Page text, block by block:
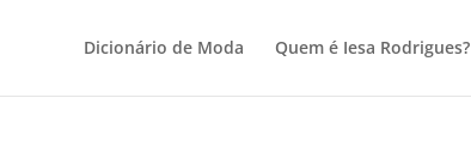
Dicionário de Moda Quem é Iesa Rodrigues?